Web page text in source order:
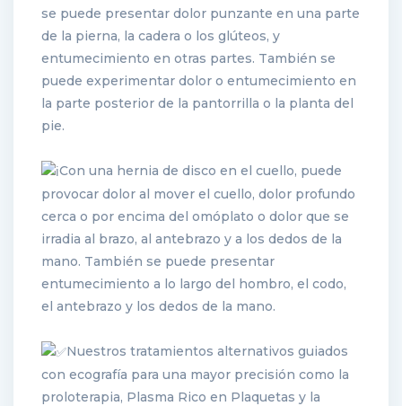
se puede presentar dolor punzante en una parte
de la pierna, la cadera o los glúteos, y
entumecimiento en otras partes. También se
puede experimentar dolor o entumecimiento en
la parte posterior de la pantorrilla o la planta del
pie.
Con una hernia de disco en el cuello, puede
provocar dolor al mover el cuello, dolor profundo
cerca o por encima del omóplato o dolor que se
irradia al brazo, al antebrazo y a los dedos de la
mano. También se puede presentar
entumecimiento a lo largo del hombro, el codo,
el antebrazo y los dedos de la mano.
Nuestros tratamientos alternativos guiados
con ecografía para una mayor precisión como la
proloterapia, Plasma Rico en Plaquetas y la